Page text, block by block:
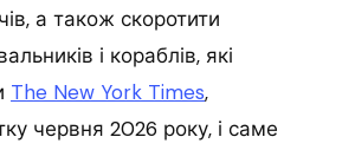
а також скоротити
і кораблів, які
The New York Times,
червня 2026 року, і саме